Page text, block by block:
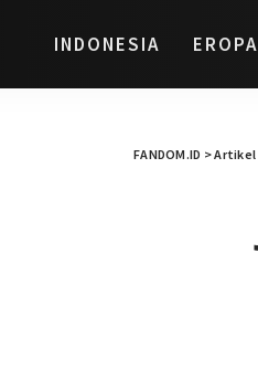
INDONESIA EROPA
FANDOM.ID >Artikel